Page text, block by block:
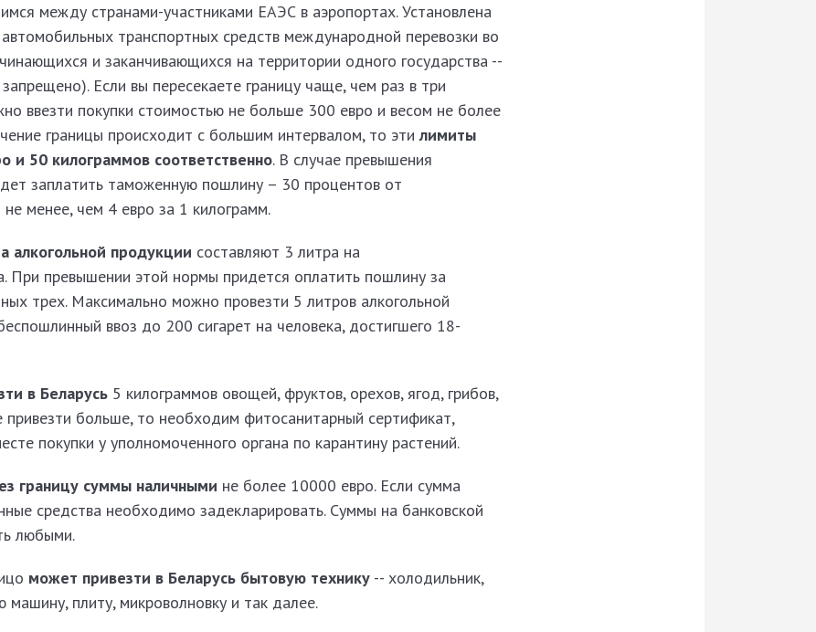
между странами-участниками ЕАЭС в аэропортах. Установлена
транспортных средств международной перевозки во
и заканчивающихся на территории одного государства --
Если вы пересекаете границу чаще, чем раз в три
ввезти покупки стоимостью не больше 300 евро и весом не более
границы происходит с большим интервалом, то этилимиты
и 50 килограммов соответственно. В случае превышения
заплатить таможенную пошлину – 30 процентов от
менее, чем 4 евро за 1 килограмм.
алкогольной продукции составляют 3 литра на
При превышении этой нормы придется оплатить пошлину за
трех. Максимально можно провезти 5 литров алкогольной
ввоз до 200 сигарет на человека, достигшего 18-
в Беларусь 5 килограммов овощей, фруктов, орехов, ягод, грибов,
привезти больше, то необходим фитосанитарный сертификат,
покупки у уполномоченного органа по карантину растений.
границу суммы наличными не более 10000 евро. Если сумма
средства необходимо задекларировать. Суммы на банковской
любыми.
может привезти в Беларусь бытовую технику -- холодильник,
плиту, микроволновку и так далее.